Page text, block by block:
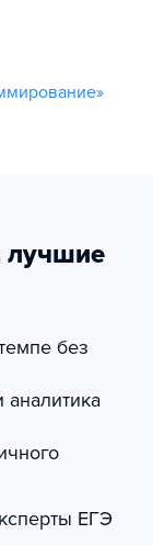
лучшие
без
ЕГЭ